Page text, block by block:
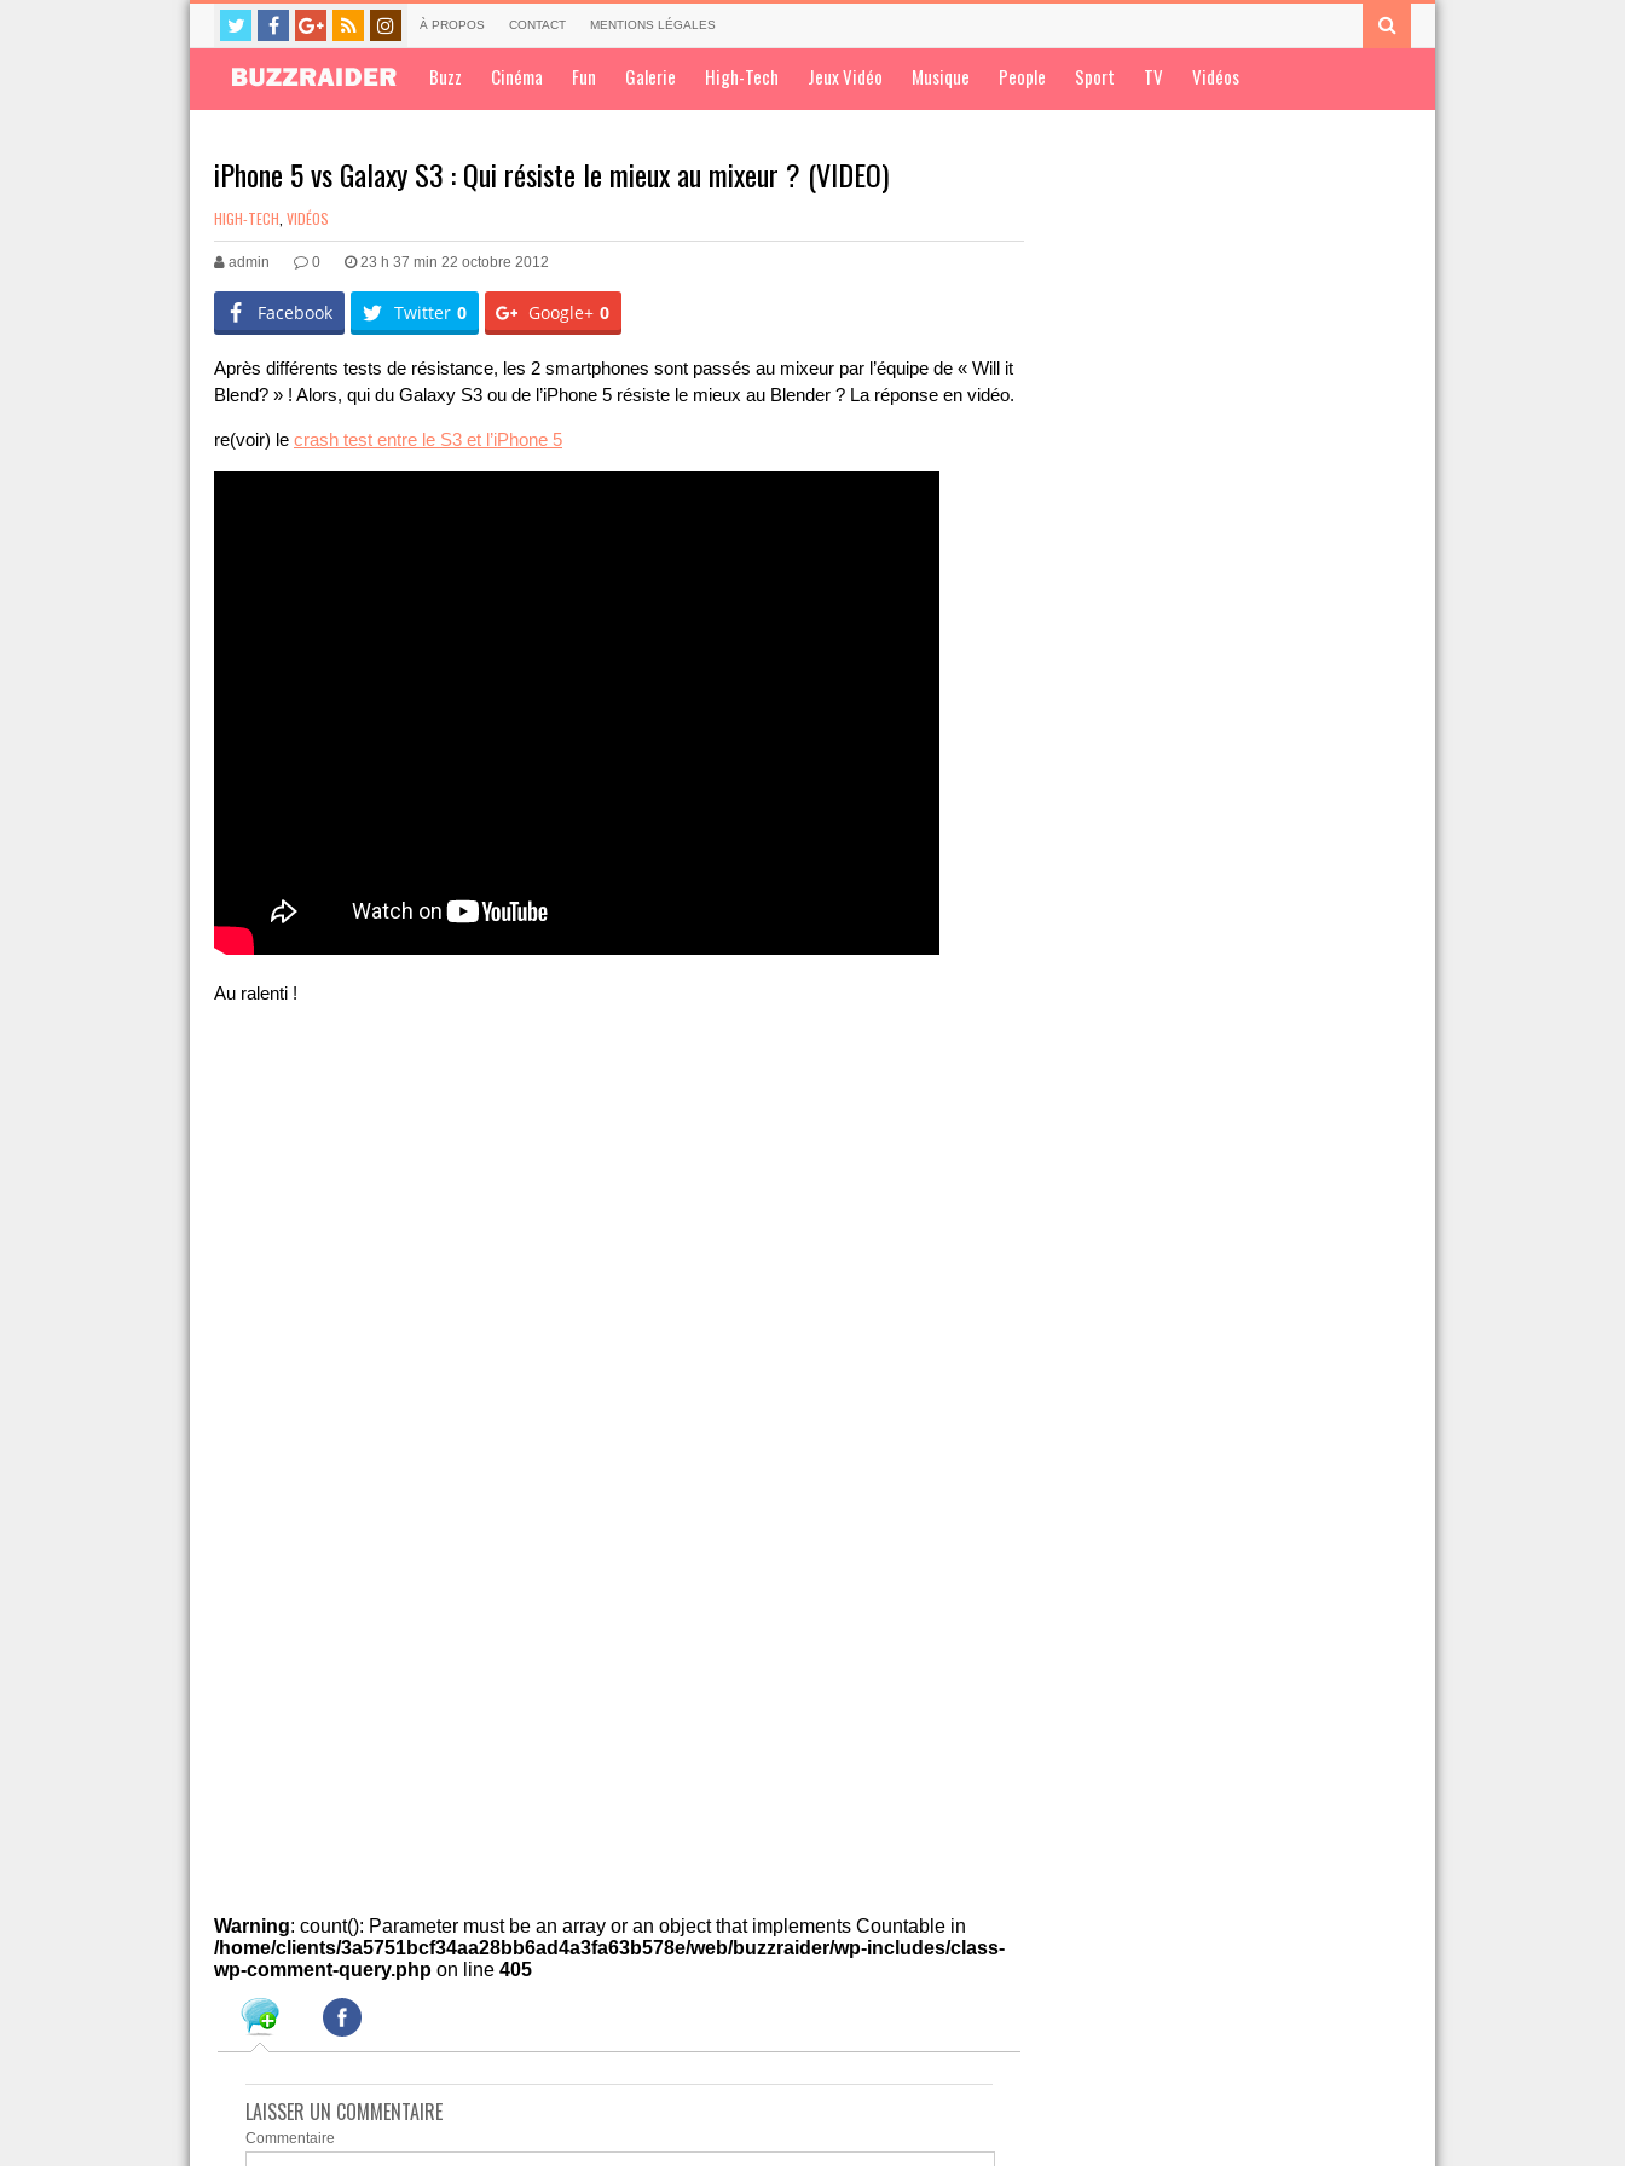
À PROPOS CONTACT MENTIONS LÉGALES
Buzz Cinéma Fun Galerie High-Tech Jeux Vidéo Musique People Sport TV Vidéos
iPhone 5 vs Galaxy S3 : Qui résiste le mieux au mixeur ? (VIDEO)
HIGH-TECH VIDÉOS
admin 0 23 h 37 min 22 octobre 2012
Facebook Twitter 0 Google+ 0
Après différents tests de résistance, les 2 smartphones sont passés au mixeur par l’équipe de « Will it
Blend? » ! Alors, qui du Galaxy S3 ou de l’iPhone 5 résiste le mieux au Blender ? La réponse en vidéo.
re(voir) le crash test entre le S3 et l’iPhone 5
Au ralenti !
Warning: count(): Parameter must be an array or an object that implements Countable in
/home/clients/3a5751bcf34aa28bb6ad4a3fa63b578e/web/buzzraider/wp-includes/class-
wp-comment-query.php on line 405
LAISSER UN COMMENTAIRE
Commentaire